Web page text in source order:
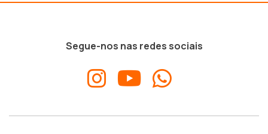
Segue-nos nas redes sociais